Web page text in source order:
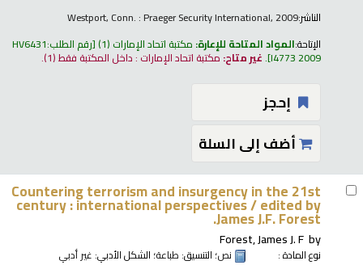
الناشر:Westport, Conn. : Praeger Security International, 2009
الإتاحة:المواد المتاحة للإعارة: مكتبة اتحاد الإمارات (1) رقم الطلب:HV6431
I4773 2009
.غير متاح: مكتبة اتحاد الإمارات : داخل المكتبة فقط(1).
إحجز
أضف إلى السلة
Countering terrorism and insurgency in the 21st
century : international perspectives /edited by
James J.F. Forest.
by
Forest, James J. F
نوع المادة : نص؛ التنسيق: طباعة؛ الشكل الأدبي: غير أدبي